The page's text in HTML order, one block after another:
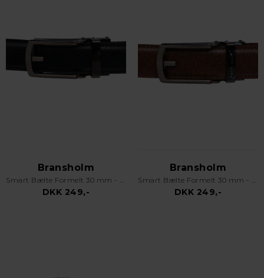
Bransholm
Smart Bælte Formelt 30 mm - Tilpasses - Sort
DKK 249,-
Bransholm
Smart Bælte Formelt 30 mm - Tilpasses - Brun
DKK 249,-